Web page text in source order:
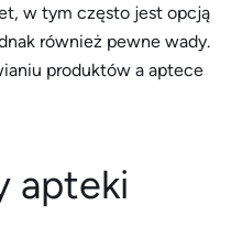
w tym często jest opcją
również pewne wady.
produktów a aptece
apteki